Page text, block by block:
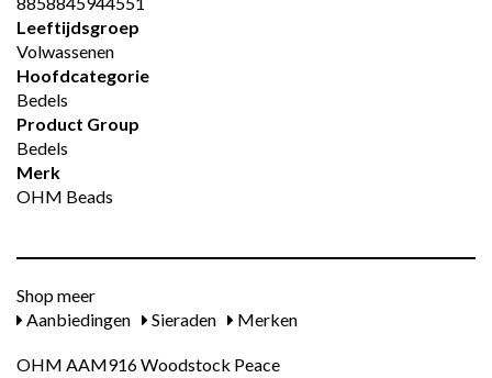
Leeftijdsgroep
Volwassenen
Hoofdcategorie
Bedels
Product Group
Bedels
Merk
OHM Beads
Shop meer
Aanbiedingen
Sieraden Merken
OHM AAM916 Woodstock Peace